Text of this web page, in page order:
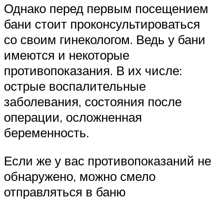
Однако перед первым посещением
бани стоит проконсультироваться
со своим гинекологом. Ведь у бани
имеются и некоторые
противопоказания. В их числе:
острые воспалительные
заболевания, состояния после
операции, осложненная
беременность.
Если же у вас противопоказаний не
обнаружено, можно смело
отправляться в баню